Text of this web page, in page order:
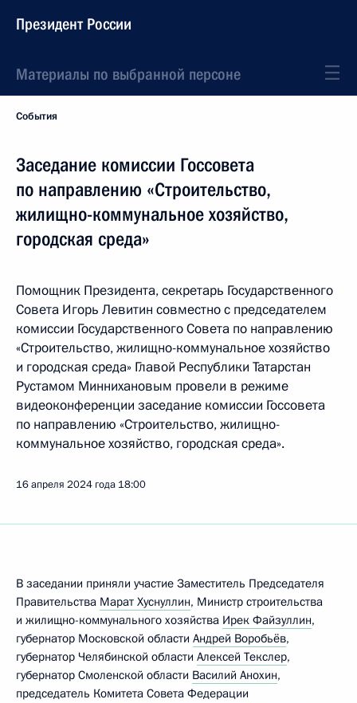
Президент России
Материалы по выбранной персоне
События
Заседание комиссии Госсовета
по направлению «Строительство,
жилищно-коммунальное хозяйство,
городская среда»
Помощник Президента, секретарь Государственного
Совета Игорь Левитин совместно с председателем
комиссии Государственного Совета по направлению
«Строительство, жилищно-коммунальное хозяйство
и городская среда» Главой Республики Татарстан
Рустамом Миннихановым провели в режиме
видеоконференции заседание комиссии Госсовета
по направлению «Строительство, жилищно-
коммунальное хозяйство, городская среда».
16 апреля 2024 года 18:00
В заседании приняли участие Заместитель Председателя
Правительства Марат Хуснуллин, Министр строительства
и жилищно-коммунального хозяйства Ирек Файзуллин,
губернатор Московской области Андрей Воробьёв,
губернатор Челябинской области Алексей Текслер,
губернатор Смоленской области Василий Анохин,
председатель Комитета Совета Федерации